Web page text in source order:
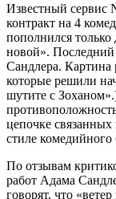
Известный сервис
контракт на 4
пополнился
новой».
Сандлера. Картина
которые решили
шутите с
цепочке
стиле комедийного
По отзывам
работ Адама
говорят, что